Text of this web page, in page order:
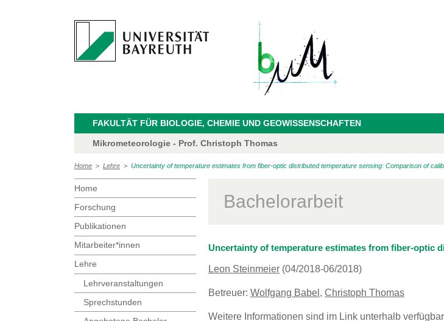
FAKULTÄT FÜR BIOLOGIE, CHEMIE UND GEOWISSENSCHAFTEN
Mikrometeorologie - Prof. Christoph Thomas
Home > Lehre > Uncertainty of temperature estimates from fiber-optic distributed temperature sensing: Comparison of
Home
Forschung
Publikationen
Mitarbeiter*innen
Lehre
Lehrveranstaltungen
Sprechstunden
Bachelorarbeit
Uncertainty of temperature estimates from fiber-optic
Leon Steinmeier (04/2018-06/2018)
Betreuer: Wolfgang Babel , Christoph Thomas
Weitere Informationen sind im Link unterhalb verfügbar